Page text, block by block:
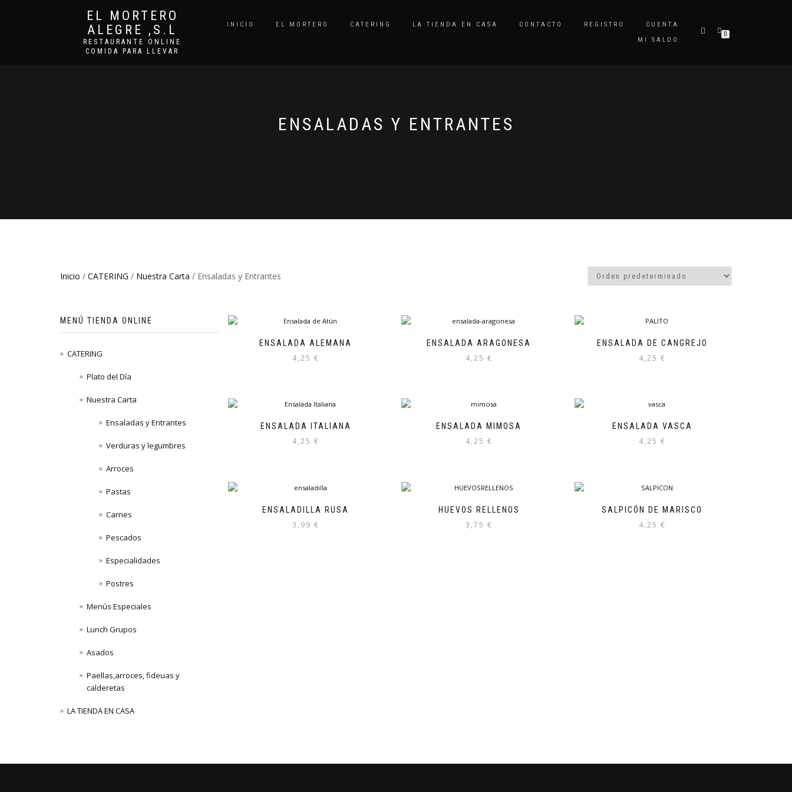
EL MORTERO
ALEGRE ,S.L
RESTAURANTE ONLINE
COMIDA PARA LLEVAR
INICIO EL MORTERO CATERING LA TIENDA EN CASA CONTACTO REGISTRO
CUENTA
MI SALDO
0
ENSALADAS Y ENTRANTES
Inicio / CATERING / Nuestra Carta / Ensaladas y Entrantes
ENSALADA ALEMANA
4,25 €
ENSALADA ARAGONESA
4,25 €
ENSALADA DE CANGREJO
4,25 €
ENSALADA ITALIANA
4,25 €
ENSALADA MIMOSA
4,25 €
ENSALADA VASCA
4,25 €
ENSALADILLA RUSA
3,99 €
HUEVOS RELLENOS
3,75 €
SALPICÓN DE MARISCO
4,25 €
MENÚ TIENDA ONLINE
CATERING
Plato del Día
Nuestra Carta
Ensaladas y Entrantes
Verduras y legumbres
Arroces
Pastas
Carnes
Pescados
Especialidades
Postres
Menús Especiales
Lunch Grupos
Asados
Paellas,arroces, fideuas y
calderetas
LA TIENDA EN CASA